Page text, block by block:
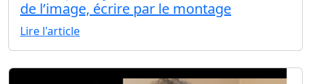
de l’image, écrire par le montage
Lire l'article